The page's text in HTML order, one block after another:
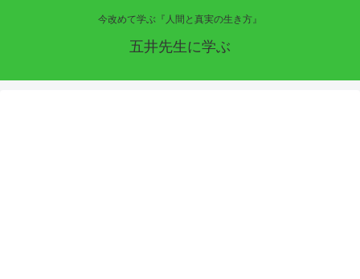
今改めて学ぶ『人間と真実の生き方』
五井先生に学ぶ